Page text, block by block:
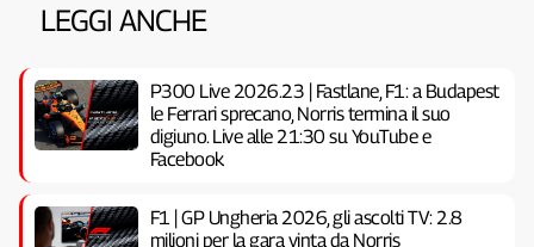
LEGGI ANCHE
P300 Live 2026.23 | Fastlane, F1: a Budapest
le Ferrari sprecano, Norris termina il suo
digiuno. Live alle 21:30 su YouTube e
Facebook
F1 | GP Ungheria 2026, gli ascolti TV: 2.8
milioni per la gara vinta da Norris